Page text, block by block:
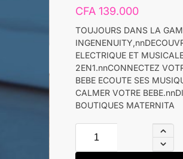
CFA 139.000
TOUJOURS DANS LA
ELECTRIQUE ET
2EN1.nnCONNECTEZ
BEBE ECOUTE SES
CALMER VOTRE
BOUTIQUES MATERNITA